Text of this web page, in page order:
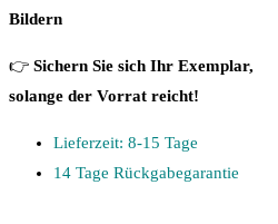
Bildern
👉 Sichern Sie sich Ihr Exemplar,
solange der Vorrat reicht!
Lieferzeit: 8-15 Tage
14 Tage Rückgabegarantie